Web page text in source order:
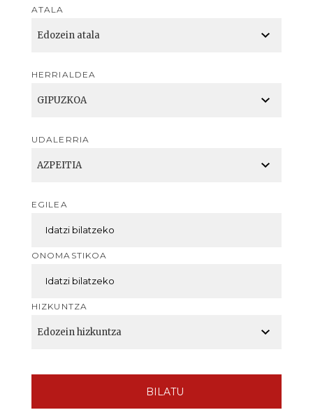
ATALA
HERRIALDEA
UDALERRIA
EGILEA
ONOMASTIKOA
HIZKUNTZA
BILATU